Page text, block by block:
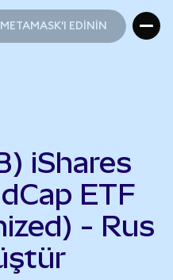
METAMASK'I EDİNİN
iShares
ETF
- Rus